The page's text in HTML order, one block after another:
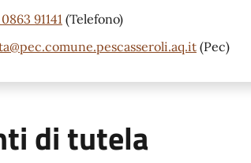
91141 (Telefono)
(Pec)
di tutela